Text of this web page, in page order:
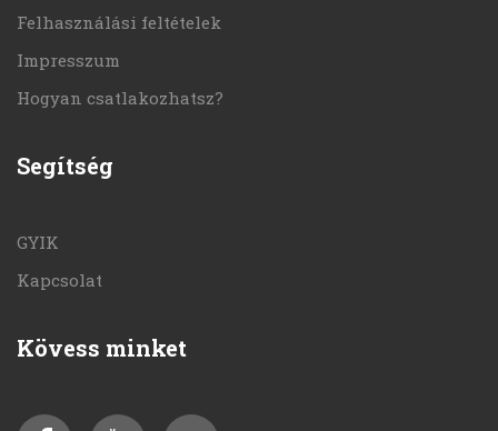
Felhasználási feltételek
Impresszum
Hogyan csatlakozhatsz?
Segítség
GYIK
Kapcsolat
Kövess minket